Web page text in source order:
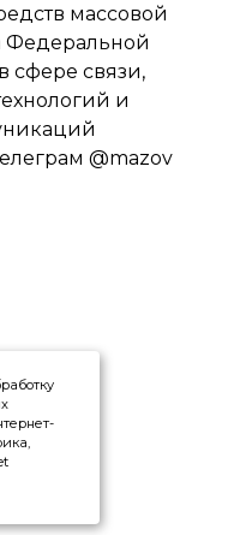
массовой
сфере связи,
и
@mazov